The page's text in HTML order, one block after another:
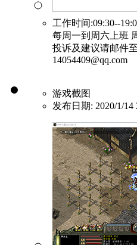
工作时间:09:30--
每周一到周六上班
投诉及建议请邮件
14054409@qq.com
游戏截图
发布日期: 2020/1/14